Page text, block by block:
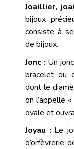
Joaillier,
bijoux
consiste à
de bijoux.
Jonc : Un jonc
bracelet ou
dont le
on l’appelle
ovale et
Joyau : Le
d’orfèvrerie